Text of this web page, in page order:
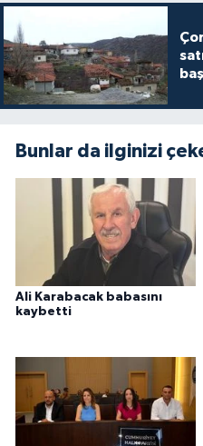
Bunlar da ilginizi
Ali Karabacak babasını
kaybetti